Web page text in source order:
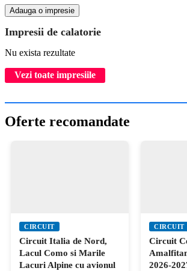
Adauga o impresie
Impresii de calatorie
Nu exista rezultate
Vezi toate impresiile
Oferte recomandate
CIRCUIT
Circuit Italia de Nord,
Lacul Como si Marile
Lacuri Alpine cu avionul
CIRCUIT
Circuit
2026-